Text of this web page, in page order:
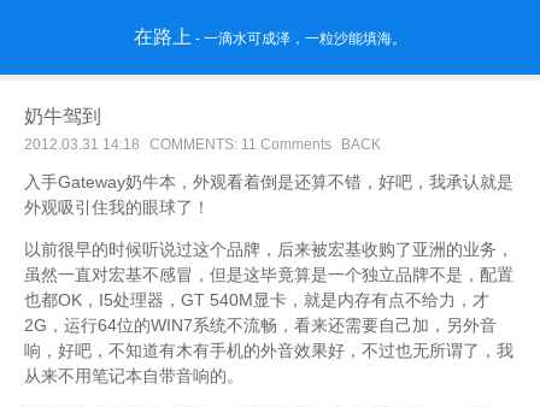
在路上 - 一滴水可成泽，一粒沙能填海。
奶牛驾到
2012.03.31 14:18 COMMENTS: 11 Comments BACK
入手Gateway奶牛本，外观看着倒是还算不错，好吧，我承认就是
外观吸引住我的眼球了！
以前很早的时候听说过这个品牌，后来被宏基收购了亚洲的业务，
虽然一直对宏基不感冒，但是这毕竟算是一个独立品牌不是，配置
也都OK，I5处理器，GT 540M显卡，就是内存有点不给力，才
2G，运行64位的WIN7系统不流畅，看来还需要自己加，另外音
响，好吧，不知道有木有手机的外音效果好，不过也无所谓了，我
从来不用笔记本自带音响的。